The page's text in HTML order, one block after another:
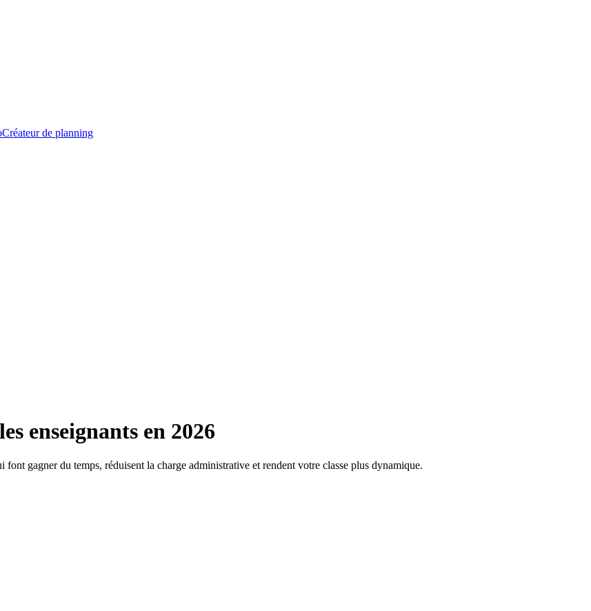
Créateur de planning
enseignants en 2026
gagner du temps, réduisent la charge administrative et rendent votre classe plus dynamique.